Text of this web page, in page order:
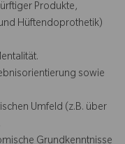
Produkte,
Hüftendoprothetik)
sowie
Umfeld (z.B. über